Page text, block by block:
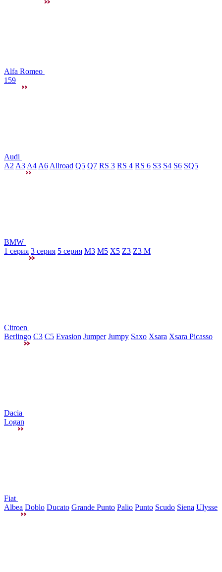
Alfa Romeo
159
Audi
A2 A3 A4 A6 Allroad Q5 Q7 RS 3 RS 4 RS 6 S3 S4 S6 SQ5
BMW
1 серия 3 серия 5 серия M3 М5 X5 Z3 Z3 M
Citroen
Berlingo C3 C5 Evasion Jumper Jumpy Saxo Xsara Xsara Picasso
Dacia
Logan
Fiat
Albea Doblo Ducato Grande Punto Palio Punto Scudo Siena Ulysse